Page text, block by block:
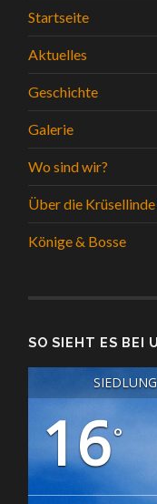
Startseite
Aktuelles
Geschichte
Galerie
Wo sind wir?
Über die Krüsellinde
Könige & Bosse
SO SIEHT ES BEI
16°